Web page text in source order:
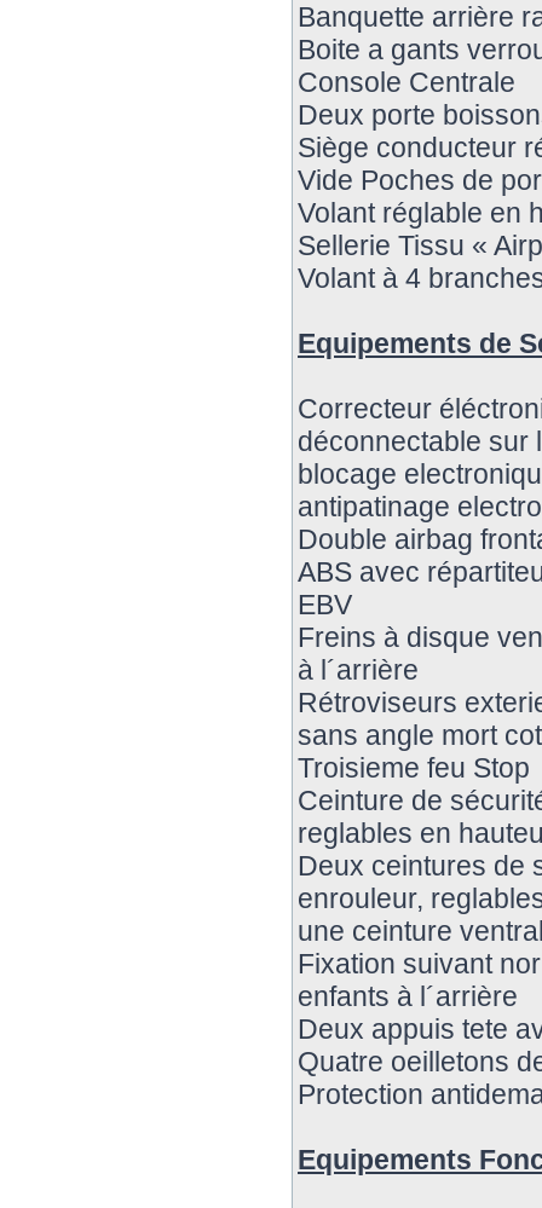
Banquette arrière
Boite a gants
Console Centrale
Deux porte
Siège conducteur
Vide Poches de
Volant réglable en
Sellerie Tissu «
Volant à 4
Equipements de
Correcteur
déconnectable sur
blocage
antipatinage
Double airbag
ABS avec
EBV
Freins à disque
à l´arrière
Rétroviseurs
sans angle mort
Troisieme feu Stop
Ceinture de
reglables en
Deux ceintures de
enrouleur,
une ceinture
Fixation suivant
enfants à l´arrière
Deux appuis tete
Quatre oeilletons
Protection
Equipements